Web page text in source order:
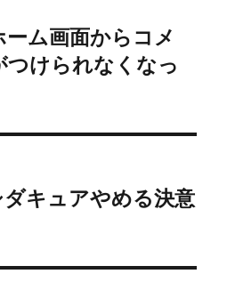
ム画面からコメ
けられなくなっ
キュアやめる決意